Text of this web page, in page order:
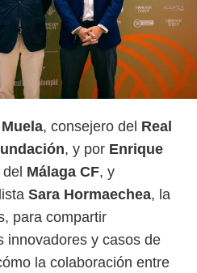
, consejero del Real
, y por Enrique
Málaga CF, y
Sara Hormaechea, la
para compartir
innovadores y casos de
la colaboración entre